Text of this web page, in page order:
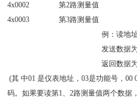
4x0002 第2路测量值
4x0003 第3路测量值
例：读地
发送数据
返回数据
(其 中01 是仪表地址，03是功能号，
码。如果要读第1、2路测量值两个数据